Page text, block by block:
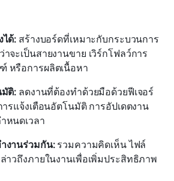
ด้: สร้างบอร์ดที่เหมาะกับกระบวนการ
จะเป็นสายงานขาย เวิร์กโฟลว์การ
รือการผลิตเนื้อหา
ติ: ลดงานที่ต้องทำด้วยมือด้วยฟีเจอร์
รแจ้งเตือนอัตโนมัติ การอัปเดตงาน
หนดเวลา
งานร่วมกัน: รวมความคิดเห็น ไฟล์
าวถึงภายในงานเพื่อเพิ่มประสิทธิภาพ